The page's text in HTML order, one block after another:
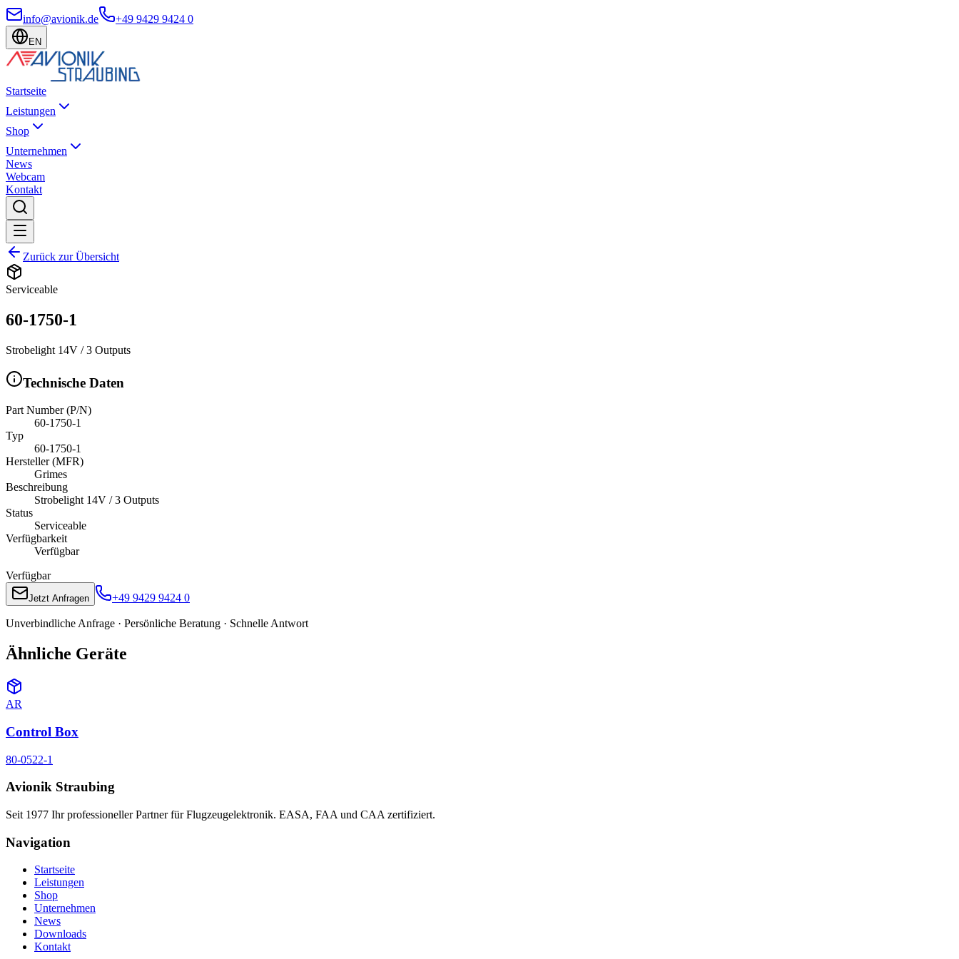
info@avionik.de +49 9429 9424 0
EN
Startseite
Leistungen
Shop
Unternehmen
News
Webcam
Kontakt
Zurück zur Übersicht
Serviceable
60-1750-1
Strobelight 14V / 3 Outputs
Technische Daten
Part Number (P/N)
60-1750-1
Typ
60-1750-1
Hersteller (MFR)
Grimes
Beschreibung
Strobelight 14V / 3 Outputs
Status
Serviceable
Verfügbarkeit
Verfügbar
Verfügbar
Jetzt Anfragen +49 9429 9424 0
Unverbindliche Anfrage · Persönliche Beratung · Schnelle Antwort
Ähnliche Geräte
AR
Control Box
80-0522-1
Avionik Straubing
Seit 1977 Ihr professioneller Partner für Flugzeugelektronik. EASA, FAA und CAA zertifiziert.
Navigation
Startseite
Leistungen
Shop
Unternehmen
News
Downloads
Kontakt